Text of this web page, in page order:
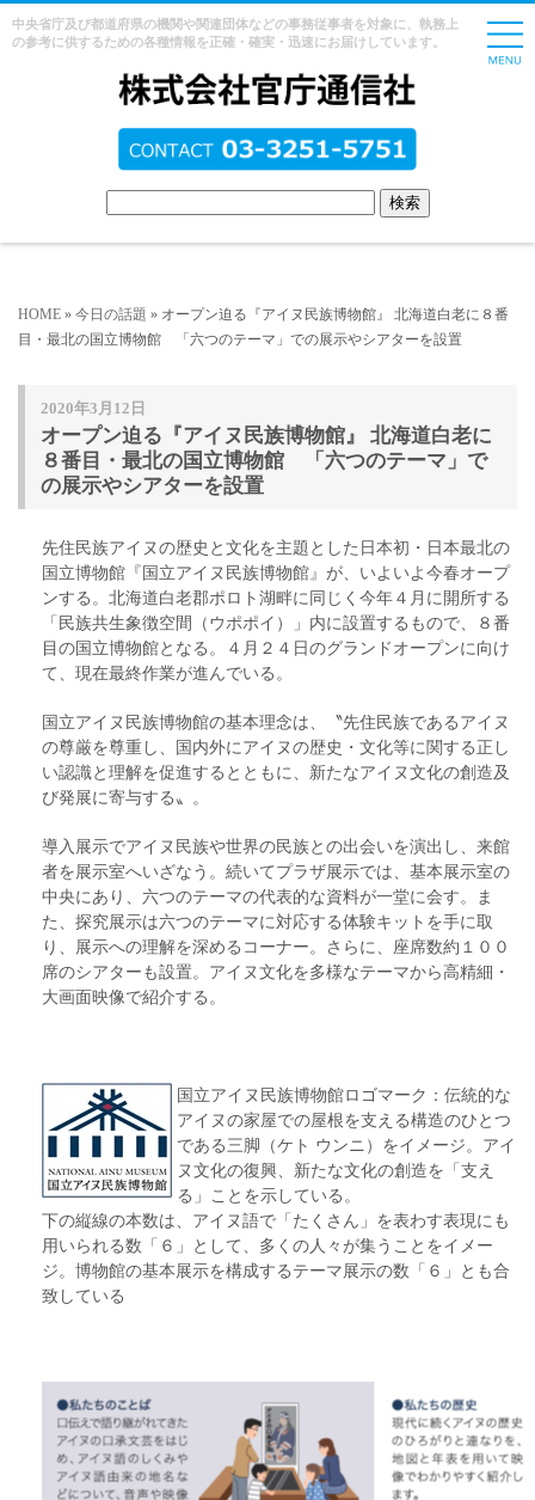
中央省庁及び都道府県の機関や関連団体などの事務従事者を対象に、執務上
の参考に供するための各種情報を正確・確実・迅速にお届けしています。
HOME » 今日の話題 » オープン迫る『アイヌ民族博物館』 北海道白老に８番
目・最北の国立博物館 「六つのテーマ」での展示やシアターを設置
2020年3月12日
オープン迫る『アイヌ民族博物館』 北海道白老に
８番目・最北の国立博物館 「六つのテーマ」で
の展示やシアターを設置
先住民族アイヌの歴史と文化を主題とした日本初・日本最北の
国立博物館『国立アイヌ民族博物館』が、いよいよ今春オープ
ンする。北海道白老郡ポロト湖畔に同じく今年４月に開所する
「民族共生象徴空間（ウポポイ）」内に設置するもので、８番
目の国立博物館となる。４月２４日のグランドオープンに向け
て、現在最終作業が進んでいる。
国立アイヌ民族博物館の基本理念は、〝先住民族であるアイヌ
の尊厳を尊重し、国内外にアイヌの歴史・文化等に関する正し
い認識と理解を促進するとともに、新たなアイヌ文化の創造及
び発展に寄与する〟。
導入展示でアイヌ民族や世界の民族との出会いを演出し、来館
者を展示室へいざなう。続いてプラザ展示では、基本展示室の
中央にあり、六つのテーマの代表的な資料が一堂に会す。ま
た、探究展示は六つのテーマに対応する体験キットを手に取
り、展示への理解を深めるコーナー。さらに、座席数約１００
席のシアターも設置。アイヌ文化を多様なテーマから高精細・
大画面映像で紹介する。
国立アイヌ民族博物館ロゴマーク：伝統的な
アイヌの家屋での屋根を支える構造のひとつ
である三脚（ケト ウンニ）をイメージ。アイ
ヌ文化の復興、新たな文化の創造を「支え
る」ことを示している。
下の縦線の本数は、アイヌ語で「たくさん」を表わす表現にも
用いられる数「６」として、多くの人々が集うことをイメー
ジ。博物館の基本展示を構成するテーマ展示の数「６」とも合
致している